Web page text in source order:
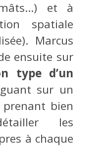
et à
spatiale
Marcus
ensuite sur
type d’un
sur un
bien
les
à chaque